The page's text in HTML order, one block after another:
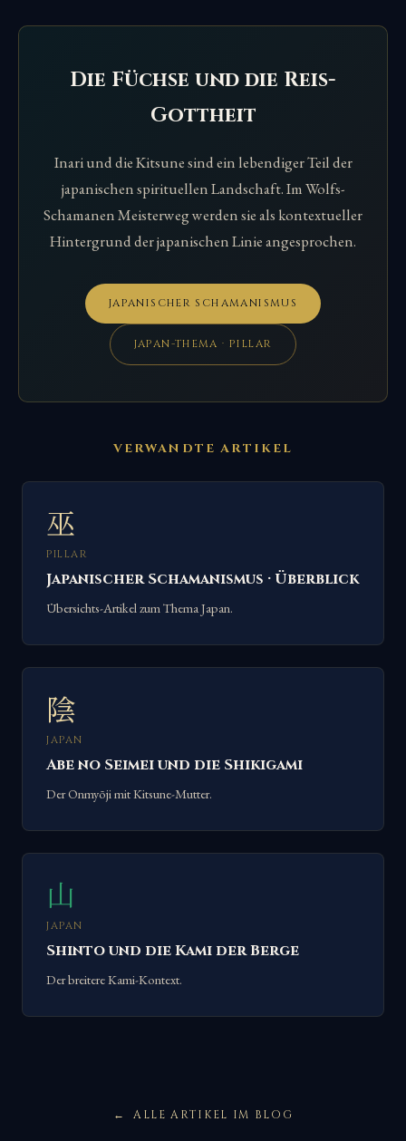
Die Füchse und die Reis-
Gottheit
Inari und die Kitsune sind ein lebendiger Teil der
japanischen spirituellen Landschaft. Im Wolfs-
Schamanen Meisterweg werden sie als kontextueller
Hintergrund der japanischen Linie angesprochen.
JAPANISCHER SCHAMANISMUS
JAPAN-THEMA · PILLAR
VERWANDTE ARTIKEL
巫
PILLAR
Japanischer Schamanismus · Überblick
Übersichts-Artikel zum Thema Japan.
陰
JAPAN
Abe no Seimei und die Shikigami
Der Onmyōji mit Kitsune-Mutter.
山
JAPAN
Shinto und die Kami der Berge
Der breitere Kami-Kontext.
ALLE ARTIKEL IM BLOG